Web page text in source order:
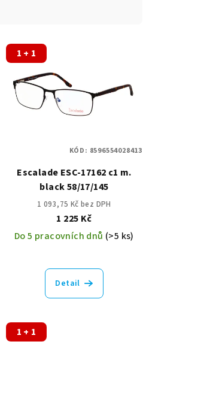
1 + 1
Escalade ESC-17162 c1 m.
black 58/17/145
1 093,75 Kč bez DPH
1 225 Kč
Do 5 pracovních dnů (>5 ks)
Detail
KÓD: 8596554028413
1 + 1